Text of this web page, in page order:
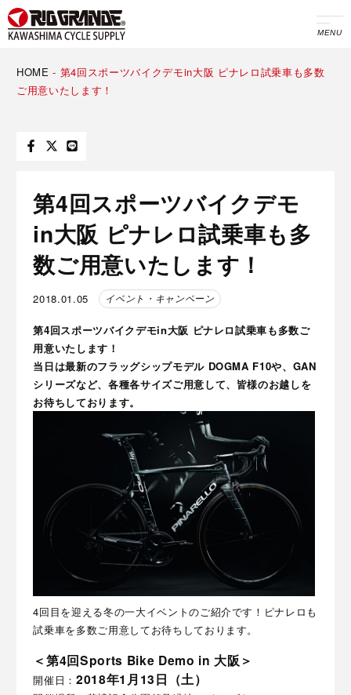
MENU
HOME - 第4回スポーツバイクデモin大阪 ピナレロ試乗車も多数
ご用意いたします！
第4回スポーツバイクデモ
in大阪 ピナレロ試乗車も多
数ご用意いたします！
2018.01.05 イベント・キャンペーン
第4回スポーツバイクデモin大阪 ピナレロ試乗車も多数ご
用意いたします！
当日は最新のフラッグシップモデル DOGMA F10や、GAN
シリーズなど、各種各サイズご用意して、皆様のお越しを
お待ちしております。
4回目を迎える冬の一大イベントのご紹介です！ピナレロも
試乗車を多数ご用意してお待ちしております。
＜第4回Sports Bike Demo in 大阪＞
開催日： 2018年1月13日（土）